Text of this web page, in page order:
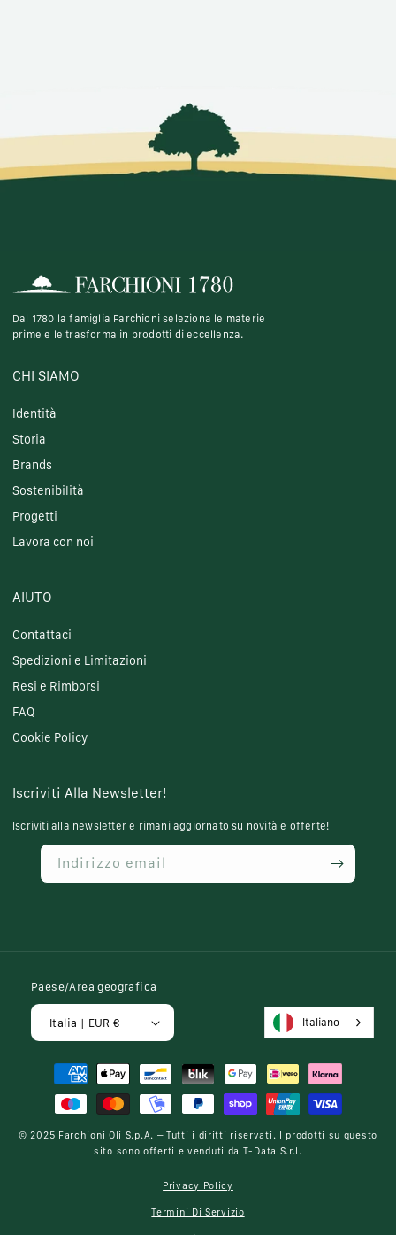
Dal 1780 la famiglia Farchioni seleziona le materie
prime e le trasforma in prodotti di eccellenza.
CHI SIAMO
Identità
Storia
Brands
Sostenibilità
Progetti
Lavora con noi
AIUTO
Contattaci
Spedizioni e Limitazioni
Resi e Rimborsi
FAQ
Cookie Policy
Iscriviti Alla Newsletter!
Iscriviti alla newsletter e rimani aggiornato su novità e offerte!
Indirizzo email
Paese/Area geografica
Italia | EUR € Italiano
Metodi
pagamento
© 2025 Farchioni Oli S.p.A. – Tutti i diritti riservati. I prodotti su questo
sito sono offerti e venduti da T-Data S.r.l.
Privacy Policy
Termini Di Servizio